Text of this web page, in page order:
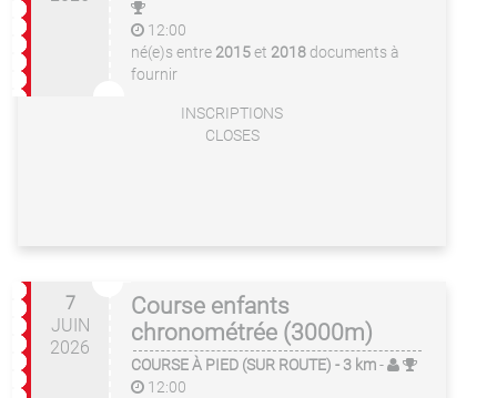
12:00
né(e)s entre 2015et 2018 documents à
fournir
INSCRIPTIONS
CLOSES
7
JUIN
2026
Course enfants
chronométrée (3000m)
COURSE À PIED (SUR ROUTE) - 3 km-
12:00